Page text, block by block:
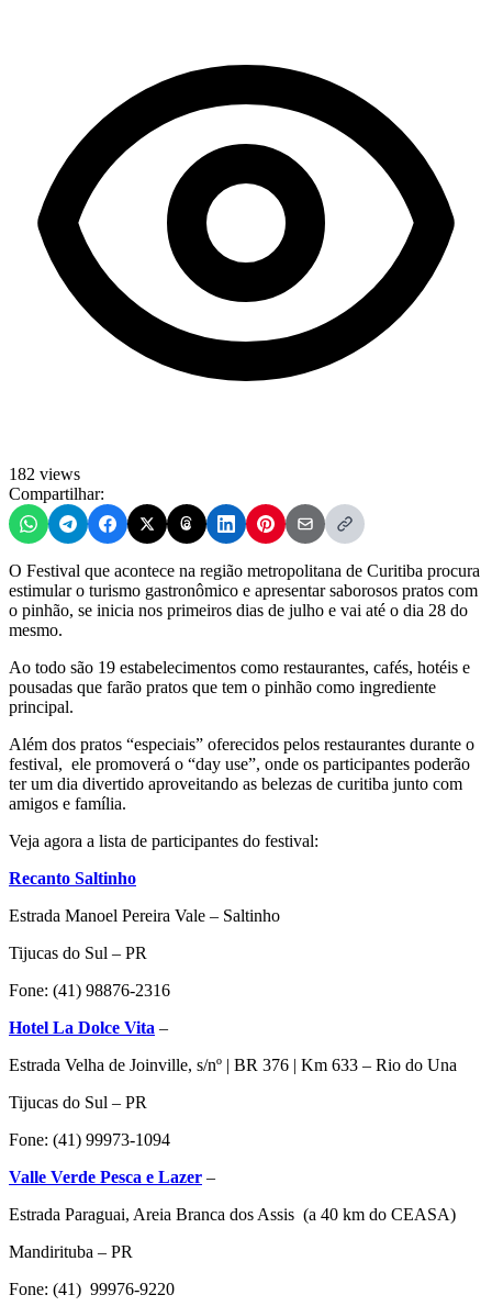
182 views
Compartilhar:
O Festival que acontece na região metropolitana de Curitiba procura
estimular o turismo gastronômico e apresentar saborosos pratos com
o pinhão, se inicia nos primeiros dias de julho e vai até o dia 28 do
mesmo.
Ao todo são 19 estabelecimentos como restaurantes, cafés, hotéis e
pousadas que farão pratos que tem o pinhão como ingrediente
principal.
Além dos pratos “especiais” oferecidos pelos restaurantes durante o
festival, ele promoverá o “day use”, onde os participantes poderão
ter um dia divertido aproveitando as belezas de curitiba junto com
amigos e família.
Veja agora a lista de participantes do festival:
Recanto Saltinho
Estrada Manoel Pereira Vale – Saltinho
Tijucas do Sul – PR
Fone: (41) 98876-2316
Hotel La Dolce Vita –
Estrada Velha de Joinville, s/nº | BR 376 | Km 633 – Rio do Una
Tijucas do Sul – PR
Fone: (41) 99973-1094
Valle Verde Pesca e Lazer –
Estrada Paraguai, Areia Branca dos Assis (a 40 km do CEASA)
Mandirituba – PR
Fone: (41) 99976-9220